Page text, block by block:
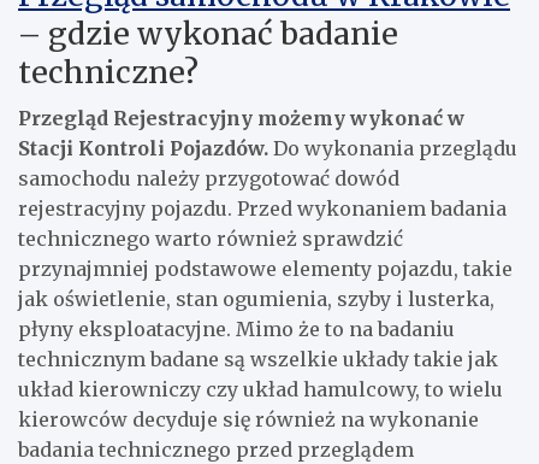
– gdzie wykonać badanie
techniczne?
Przegląd Rejestracyjny możemy wykonać w
Stacji Kontroli Pojazdów. Do wykonania przeglądu
samochodu należy przygotować dowód
rejestracyjny pojazdu. Przed wykonaniem badania
technicznego warto również sprawdzić
przynajmniej podstawowe elementy pojazdu, takie
jak oświetlenie, stan ogumienia, szyby i lusterka,
płyny eksploatacyjne. Mimo że to na badaniu
technicznym badane są wszelkie układy takie jak
układ kierowniczy czy układ hamulcowy, to wielu
kierowców decyduje się również na wykonanie
badania technicznego przed przeglądem